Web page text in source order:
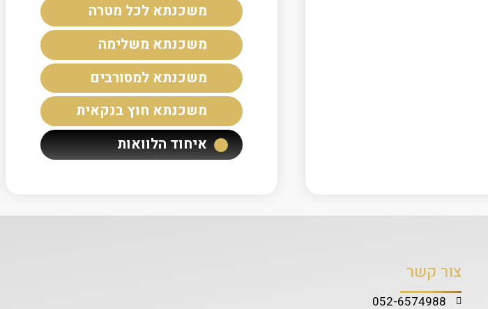
משכנתא לכל מטרה
משכנתא משלימה
משכנתא למסורבים
משכנתא חוץ בנקאית
איחוד הלוואות
צור קשר
052-6574988